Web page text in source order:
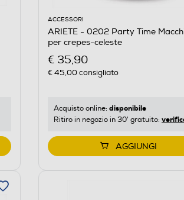
ACCESSORI
ARIETE - 0202 Party Time
per crepes-celeste
€ 35,90
€ 45,00consigliato
Acquisto online: disponibile
Ritiro in negozio in 30' gratuito:
AGGIUNGI